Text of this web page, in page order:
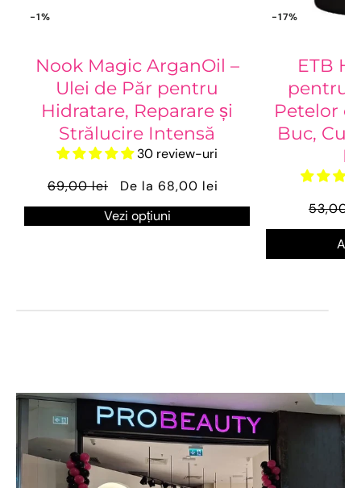
-1%
Nook Magic ArganOil –
Ulei de Păr pentru
Hidratare, Reparare și
Strălucire Intensă
30 review-uri
69,00 lei
De la 68,00 lei
Vezi opțiuni
-17%
ETB
pentru
Petelor
Buc,
53,00